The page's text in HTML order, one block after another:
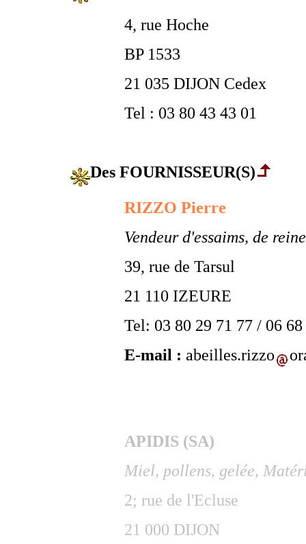
4, rue Hoche
BP 1533
21 035 DIJON Cedex
Tel : 03 80 43 43 01
Des FOURNISSEUR(S)
RIZZO Pierre
Vendeur d'essaims, de
39, rue de Tarsul
21 110 IZEURE
Tel: 03 80 29 71 77 / 06
E-mail : abeilles.rizzo
APIDIS (SA)
Miel, pollens, gelée,
2; rue de l'Ecluse
21 000 DIJON